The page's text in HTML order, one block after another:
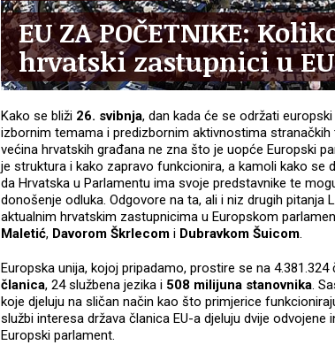
EU ZA POČETNIKE:
hrvatski zastupnici u
Kako se bliži 26. svibnja, dan kada će se održati
izbornim temama i predizbornim aktivnostima
većina hrvatskih građana ne zna što je uopće Europski
je struktura i kako zapravo funkcionira, a kamoli kako se
da Hrvatska u Parlamentu ima svoje predstavnike te
donošenje odluka. Odgovore na ta, ali i niz drugih pitanja
aktualnim hrvatskim zastupnicima u Europskom
Maletić, Davorom Škrlecom i Dubravkom Šuicom.
Europska unija, kojoj pripadamo, prostire se na
članica, 24 službena jezika i 508 milijuna stanovnika.
koje djeluju na sličan način kao što primjerice
službi interesa država članica EU-a djeluju dvije odvojene
Europski parlament.